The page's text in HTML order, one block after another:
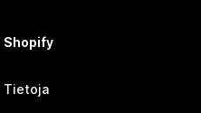
Shopify
Tietoja